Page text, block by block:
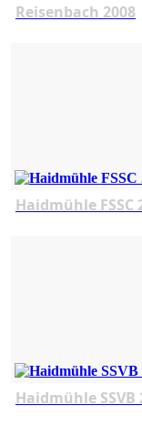
Reisenbach 2008
Haidmühle FSSC
Haidmühle SSVB